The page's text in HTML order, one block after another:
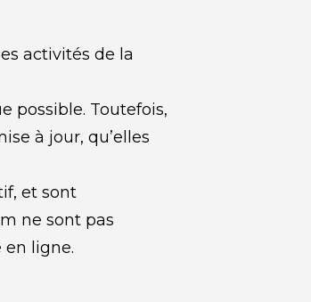
activités de la
possible. Toutefois,
à jour, qu’elles
et sont
ne sont pas
en ligne.